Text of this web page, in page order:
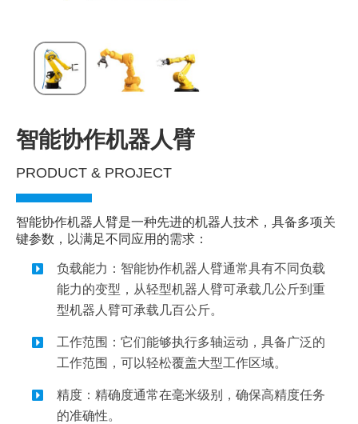
智能协作机器人臂
PRODUCT & PROJECT
智能协作机器人臂是一种先进的机器人技术，具备多项关
键参数，以满足不同应用的需求：
负载能力：智能协作机器人臂通常具有不同负载
能力的变型，从轻型机器人臂可承载几公斤到重
型机器人臂可承载几百公斤。
工作范围：它们能够执行多轴运动，具备广泛的
工作范围，可以轻松覆盖大型工作区域。
精度：精确度通常在毫米级别，确保高精度任务
的准确性。